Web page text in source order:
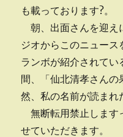
も載っております?。
朝、出面さんを迎え
ジオからこのニュース
ランボが紹介されて
間、「仙北清孝さん
然、私の名前が読まれ
無断転用禁止します
せていただきます。